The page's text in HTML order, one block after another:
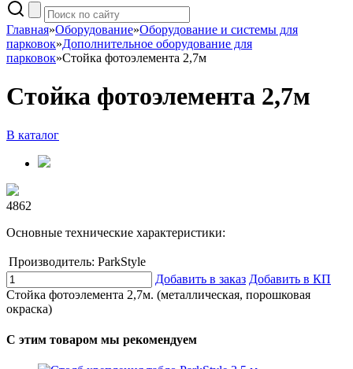
Главная»Оборудование»Оборудование и системы для
парковок»Дополнительное оборудование для
парковок»Стойка фотоэлемента 2,7м
Стойка фотоэлемента 2,7м
В каталог
4862
Основные технические характеристики:
Производитель: ParkStyle
Добавить в заказ Добавить в КП
Стойка фотоэлемента 2,7м. (металлическая, порошковая
окраска)
С этим товаром мы рекомендуем